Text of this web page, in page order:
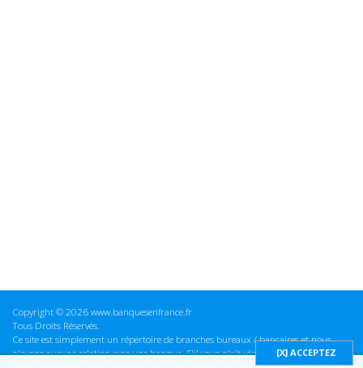
Copyright © 2026 www.banquesenfrance.fr
Tous Droits Réservés.
Ce site est simplement un répertoire de branches bureaux / bancaires et nous
n'avons aucune relation avec une banque. S'il vous plaît vérifier ces informations